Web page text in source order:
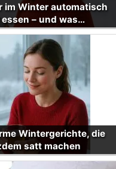
im Winter automatisch
essen – und was…
Wintergerichte, die
satt machen